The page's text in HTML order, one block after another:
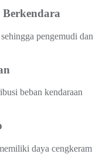
pengemudi dan
beban kendaraan
daya cengkeram